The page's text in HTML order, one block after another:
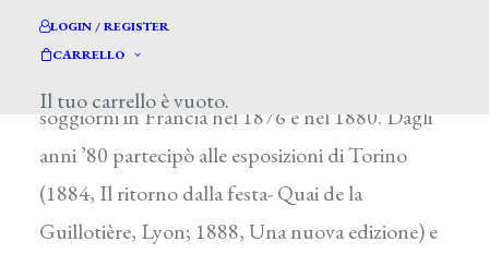
LOGIN / REGISTER
CARRELLO
Il tuo carrello è vuoto.
Macchiaioli, né a quelli degli Impressionisti che
soggiorni in Francia nel 1876 e nel 1880. Dagli
anni ’80 partecipò alle esposizioni di Torino
(1884, Il ritorno dalla festa- Quai de la
Guillotière, Lyon; 1888, Una nuova edizione) e